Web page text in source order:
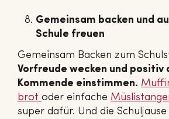
Gemeinsam backen und
Schule freuen
Gemeinsam Backen zum
Vorfreude wecken und positiv
Kommende einstimmen.
brot oder einfache
super dafür. Und die